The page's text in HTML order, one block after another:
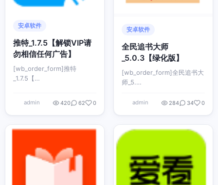
安卓软件
推特_1.7.5【解锁VIP请
勿相信任何广告】
[wb_order_form]推特
_1.7.5【…
admin 420 62 0
安卓软件
全民追书大师
_5.0.3【绿化版】
[wb_order_form]全民追书大
师_5.…
admin 284 34 0